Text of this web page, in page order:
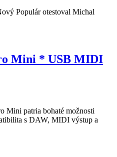
Populár otestoval Michal
Mini * USB MIDI
Mini patria bohaté možnosti
s DAW, MIDI výstup a